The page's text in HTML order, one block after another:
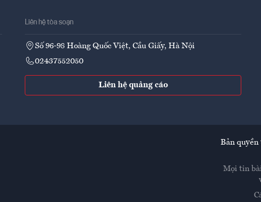
Liên hệ tòa soạn
Số 96-98 Hoàng Quốc Việt, Cầu Giấy, Hà Nội
02437552050
Liên hệ quảng cáo
Bản quyền
Mọi tin